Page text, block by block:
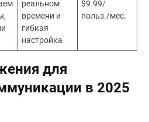
реальном
времени и
гибкая
настройка
$9.99/
польз./мес.
для
в 2025